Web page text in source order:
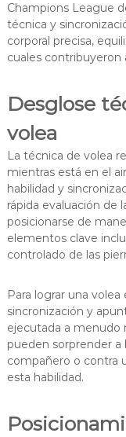
Champions League
técnica y
corporal precisa,
cuales contribuyeron
Desglose
volea
La técnica de volea
mientras está en el
habilidad y
rápida evaluación de
posicionarse de
elementos clave
controlado de las
Para lograr una
sincronización y
ejecutada a menudo
pueden sorprender a
compañero o contra
esta habilidad.